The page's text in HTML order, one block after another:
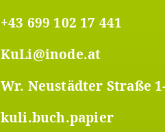
+43 699 102 17 441
KuLi@inode.at
Wr. Neustädter Straße
kuli.buch.papier